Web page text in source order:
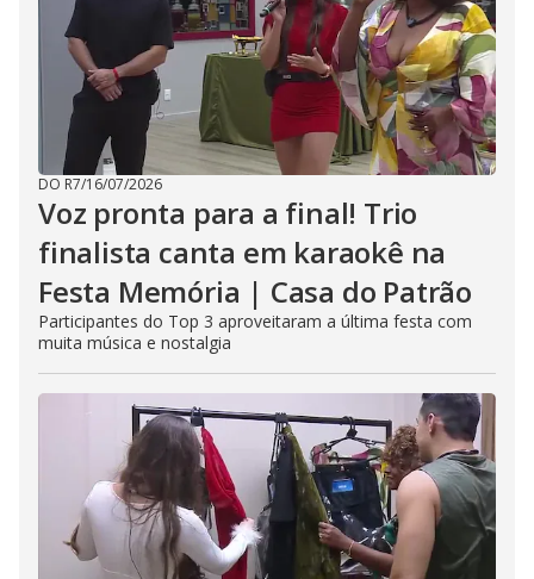
DO R7/16/07/2026
Voz pronta para a final! Trio
finalista canta em karaokê na
Festa Memória | Casa do Patrão
Participantes do Top 3 aproveitaram a última festa com
muita música e nostalgia